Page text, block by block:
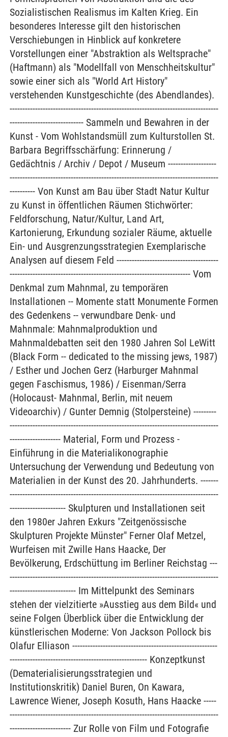
Sozialistischen Realismus im Kalten Krieg. Ein
besonderes Interesse gilt den historischen
Verschiebungen in Hinblick auf konkretere
Vorstellungen einer "Abstraktion als Weltsprache"
(Haftmann) als "Modellfall von Menschheitskultur"
sowie einer sich als "World Art History"
verstehenden Kunstgeschichte (des Abendlandes).
----------------------------------------------------------------------------------
----------------------------- Sammeln und Bewahren in der
Kunst - Vom Wohlstandsmüll zum Kulturstollen St.
Barbara Begriffsschärfung: Erinnerung /
Gedächtnis / Archiv / Depot / Museum -------------------
----------------------------------------------------------------------------------
---------- Von Kunst am Bau über Stadt Natur Kultur
zu Kunst in öffentlichen Räumen Stichwörter:
Feldforschung, Natur/Kultur, Land Art,
Kartonierung, Erkundung sozialer Räume, aktuelle
Ein- und Ausgrenzungsstrategien Exemplarische
Analysen auf diesem Feld ----------------------------------------
----------------------------------------------------------------------- Vom
Denkmal zum Mahnmal, zu temporären
Installationen -- Momente statt Monumente Formen
des Gedenkens -- verwundbare Denk- und
Mahnmale: Mahnmalproduktion und
Mahnmaldebatten seit den 1980 Jahren Sol LeWitt
(Black Form -- dedicated to the missing jews, 1987)
/ Esther und Jochen Gerz (Harburger Mahnmal
gegen Faschismus, 1986) / Eisenman/Serra
(Holocaust- Mahnmal, Berlin, mit neuem
Videoarchiv) / Gunter Demnig (Stolpersteine) ---------
----------------------------------------------------------------------------------
-------------------- Material, Form und Prozess -
Einführung in die Materialikonographie
Untersuchung der Verwendung und Bedeutung von
Materialien in der Kunst des 20. Jahrhunderts. -------
----------------------------------------------------------------------------------
---------------------- Skulpturen und Installationen seit
den 1980er Jahren Exkurs "Zeitgenössische
Skulpturen Projekte Münster" Ferner Olaf Metzel,
Wurfeisen mit Zwille Hans Haacke, Der
Bevölkerung, Erdschüttung im Berliner Reichstag ---
----------------------------------------------------------------------------------
-------------------------- Im Mittelpunkt des Seminars
stehen der vielzitierte »Ausstieg aus dem Bild« und
seine Folgen Überblick über die Entwicklung der
künstlerischen Moderne: Von Jackson Pollock bis
Olafur Elliason ---------------------------------------------------------
------------------------------------------------------ Konzeptkunst
(Dematerialisierungsstrategien und
Institutionskritik) Daniel Buren, On Kawara,
Lawrence Wiener, Joseph Kosuth, Hans Haacke -----
----------------------------------------------------------------------------------
------------------------ Zur Rolle von Film und Fotografie